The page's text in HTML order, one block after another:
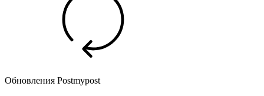
Обновления Postmypost